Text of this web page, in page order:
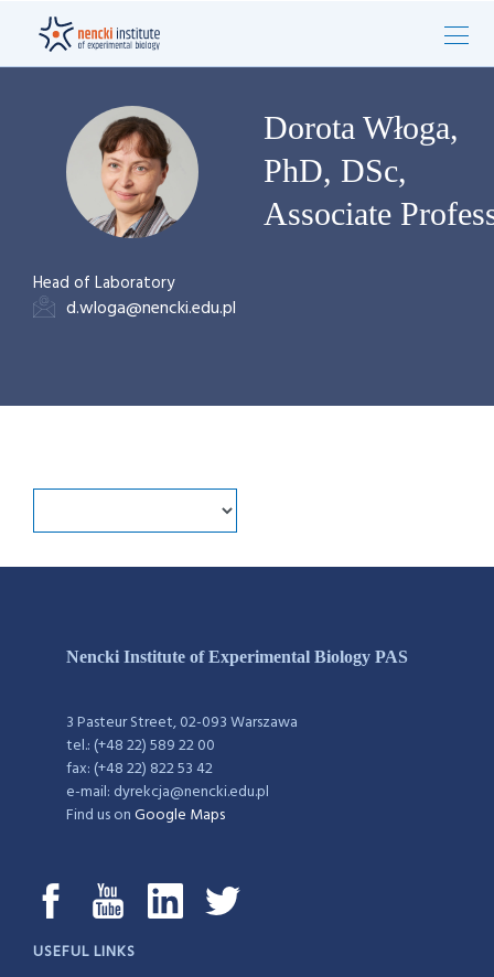
Dorota Włoga,
PhD, DSc,
Associate
Head of Laboratory
d.wloga@nencki.edu.pl
Nencki Institute of Experimental Biology PAS
3 Pasteur Street, 02-093 Warszawa
tel.: (+48 22) 589 22 00
fax: (+48 22) 822 53 42
e-mail: dyrekcja@nencki.edu.pl
Find us onGoogle Maps
USEFUL LINKS